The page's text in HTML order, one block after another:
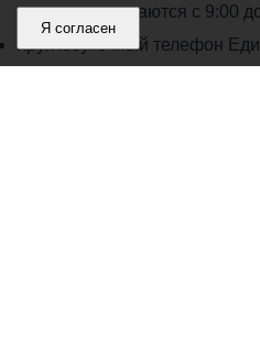
администрации
местного
звонки принимаются с 9:00
Круглосуточный телефон
Я согласен